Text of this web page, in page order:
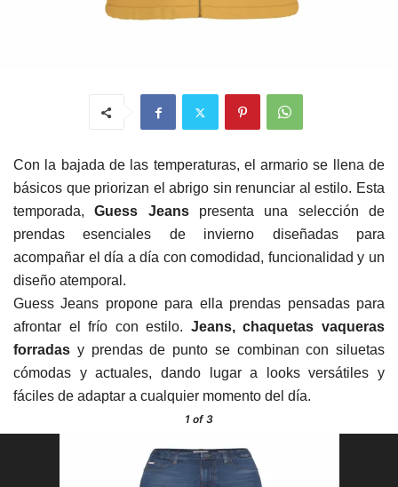
Con la bajada de las temperaturas, el armario se llena de
básicos que priorizan el abrigo sin renunciar al estilo. Esta
temporada,Guess Jeanspresenta una selección de
prendas esenciales de invierno diseñadas para
acompañar el día a día con comodidad, funcionalidad y un
diseño atemporal.
Guess Jeans propone para ella prendas pensadas para
afrontar el frío con estilo. Jeans, chaquetas vaqueras
forradas y prendas de punto se combinan con siluetas
cómodas y actuales, dando lugar a looks versátiles y
fáciles de adaptar a cualquier momento del día.
1 of 3